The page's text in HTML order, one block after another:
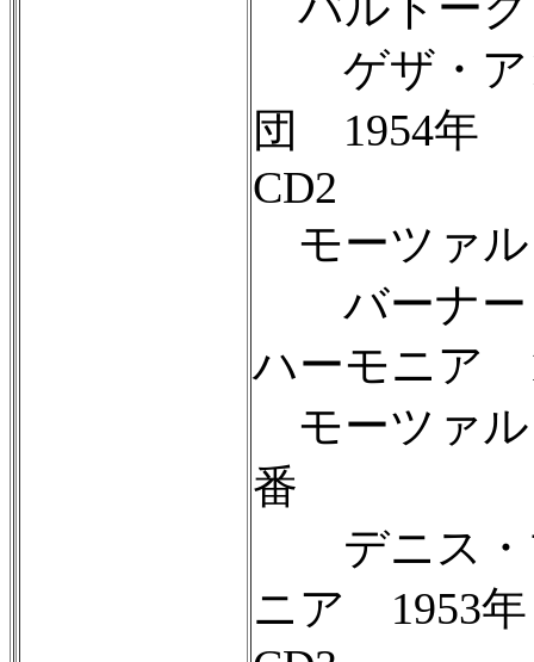
ゲザ・ア
団 1954年
CD2
モーツァル
バーナー
ハーモニア
モーツァル
番
デニス・
ニア 1953年